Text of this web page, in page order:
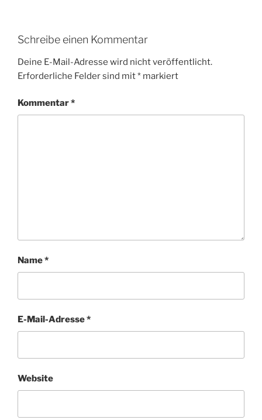
Schreibe einen Kommentar
Deine E-Mail-Adresse wird nicht veröffentlicht.
Erforderliche Felder sind mit* markiert
Kommentar*
Name*
E-Mail-Adresse*
Website